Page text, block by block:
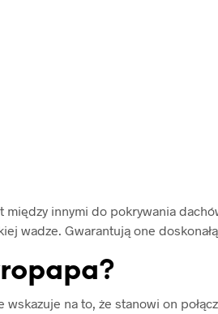
między innymi do pokrywania
wadze. Gwarantują one
wskazuje na to, że stanowi on